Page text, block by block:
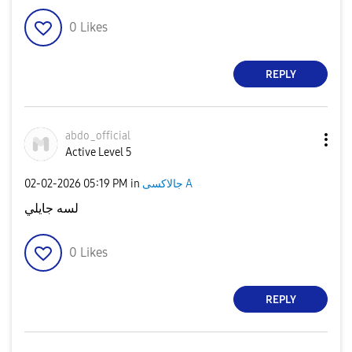
0 Likes
REPLY
abdo_official
Active Level 5
‎02-02-2026 05:19 PM in جالاكسى A
لسه جايلي
0 Likes
REPLY